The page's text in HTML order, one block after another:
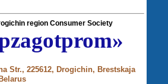
region Consumer Society
Str., 225612, Drogichin, Brestskaja